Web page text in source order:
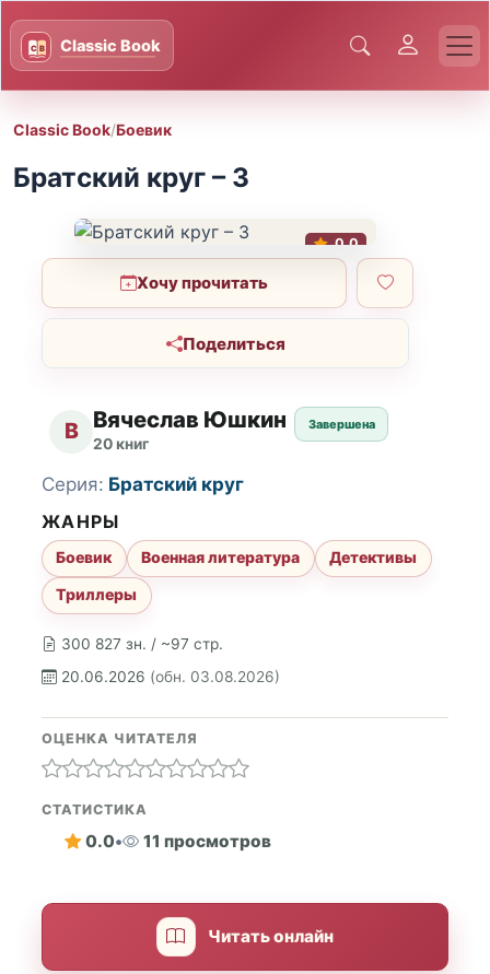
Classic Book/Боевик
Братский круг – 3
0.0
Хочу прочитать
Поделиться
В Вячеслав Юшкин
20 книг
Завершена
300 827 зн. / ~97 стр.
20.06.2026 (обн. 03.08.2026)
Серия: Братский круг
ЖАНРЫ
Боевик Военная литература
Детективы
Триллеры
ОЦЕНКА ЧИТАТЕЛЯ
СТАТИСТИКА
0.0• 11 просмотров
Читать онлайн